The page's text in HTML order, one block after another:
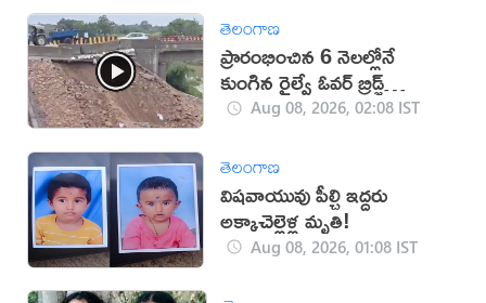
తెలంగాణ
ప్రారంభించిన 6 నెలల్లోనే
కుంగిన రైల్వే ఓవర్‌ బ్రిడ్జ్
(VIDEO)
Aug 08, 2026, 02:08 IST
తెలంగాణ
విషవాయువు పీల్చి ఇద్దరు
అక్కాచెల్లెళ్ల మృతి!
Aug 08, 2026, 01:08 IST